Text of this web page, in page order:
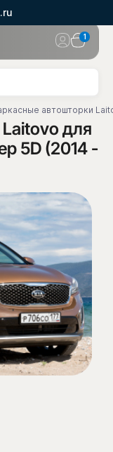
1
автошторки
для
5D (2014 -